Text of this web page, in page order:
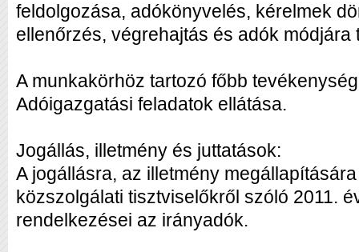
feldolgozása, adókönyvelés, kérelmek
ellenőrzés, végrehajtás és adók módjára
A munkakörhöz tartozó főbb
Adóigazgatási feladatok ellátása.
Jogállás, illetmény és juttatások:
A jogállásra, az illetmény
közszolgálati tisztviselőkről szóló 2011.
rendelkezései az irányadók.